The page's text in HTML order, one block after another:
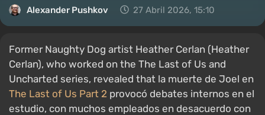
Alexander Pushkov 27 Abril 2026, 15:10
Former Naughty Dog artist Heather Cerlan (Heather
Cerlan), who worked on the The Last of Us and
Uncharted series, revealed that la muerte de Joel en
The Last of Us Part 2 provocó debates internos en el
estudio, con muchos empleados en desacuerdo con